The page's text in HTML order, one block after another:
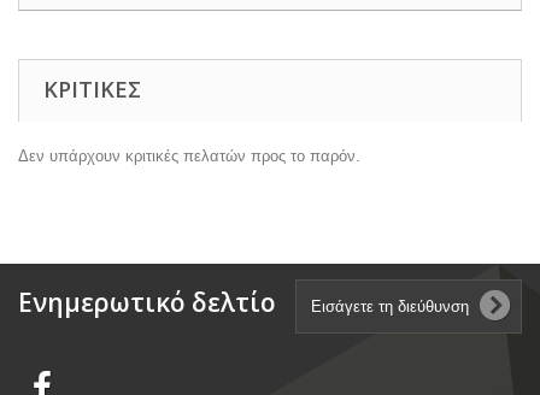
ΚΡΙΤΙΚΈΣ
Δεν υπάρχουν κριτικές πελατών προς το παρόν.
Ενημερωτικό δελτίο